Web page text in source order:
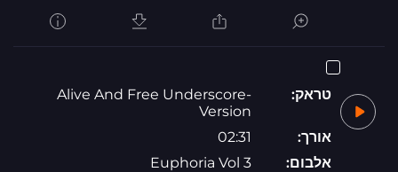
טראק:
Alive And Free Underscore-
Version
אורך:
02:31
אלבום:
Euphoria Vol 3